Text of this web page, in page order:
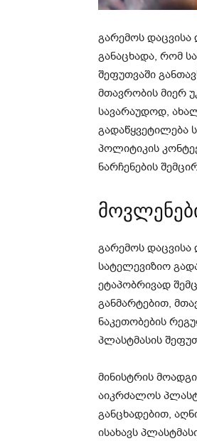
გარემოს
განაცხადა, რომ
შეფუთვაში
მთავრობის მიერ
სავარაუდოდ,
გადაწყვეტილება
პოლიტიკის
ნარჩენების
გარემოს
სატელევიზიო
ეტაპობრივად
განმარტებით,
ნაკეთობების
პლასტმასის
მინისტრის
აიკრძალოს
განცხადებით,
ისახავს